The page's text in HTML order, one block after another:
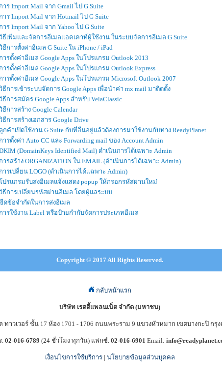
าร Import Mail จาก Gmail ไป G Suite
าร Import Mail จาก Hotmail ไป G Suite
าร Import Mail จาก Yahoo ไป G Suite
ธีเพิ่มและจัดการอีเมลแอคเคาท์ผู้ใช้งาน ในระบบจัดการอีเมล G Suite
ธีการตั้งค่าอีเมล G Suite ใน iPhone / iPad
ารตั้งค่าอีเมล Google Apps ในโปรแกรม Outlook 2013
ารตั้งค่าอีเมล Google Apps ในโปรแกรม Outlook Express
ารตั้งค่าอีเมล Google Apps ในโปรแกรม Microsoft Outlook 2007
ธีการเข้าระบบจัดการ Google Apps เพื่อนำค่า mx mail มาติดตั้ง
ธีการสมัคร Google Apps สำหรับ VelaClassic
ธีการสร้าง Google Calendar
ธีการสร้างเอกสาร Google Drive
กค้าเปิดใช้งาน G Suite กับที่อื่นอยู่แล้วต้องการมาใช้งานกับทาง ReadyPlanet
ารตั้งค่า Auto CC และ Forwarding mail ของ Account Admin
(DomainKeys Identified Mail) ดำเนินการได้เฉพาะ Admin
ารสร้าง ORGANIZATION ใน EMAIL (ดำเนินการได้เฉพาะ Admin)
ารเปลี่ยน LOGO (ดำเนินการได้เเฉพาะ Admin)
ปรแกรมรับส่งอีเมลแจ้งแสดง popup ให้กรอกรหัสผ่านใหม่
ธีการเปลี่ยนรหัสผ่านอีเมล โดยผู้แลระบบ
ดข้อจำกัดในการส่งอีเมล
ารใช้งาน Label หรือป้ายกำกับจัดการประเภทอีเมล
Copyright © 2017 All Rights Reserved.
กลับหน้าแรก
บริษัท เรดดี้แพลนเน็ต จำกัด (มหาชน)
ทาวเวอร์ ชั้น 17 ห้อง 1701 - 1706 ถนนพระราม 9 แขวงหัวหมาก เขตบางกะปิ กรุ
. 02-016-6789 (24 ชั่วโมง ทุกวัน) แฟกซ์. 02-016-6901 Email:
เงื่อนไขการใช้บริการ| นโยบายข้อมูลส่วนบุคคล